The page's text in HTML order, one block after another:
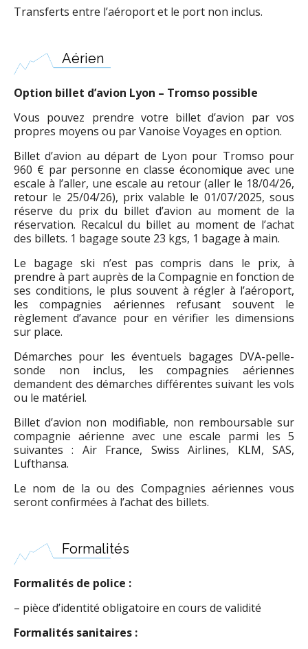
Transferts entre l’aéroport et le port non inclus.
Aérien
Option billet d’avion Lyon – Tromso possible
Vous pouvez prendre votre billet d’avion par vos
propres moyens ou par Vanoise Voyages en option.
Billet d’avion au départ de Lyon pour Tromso pour
960 € par personne en classe économique avec une
escale à l’aller, une escale au retour (aller le 18/04/26,
retour le 25/04/26), prix valable le 01/07/2025, sous
réserve du prix du billet d’avion au moment de la
réservation. Recalcul du billet au moment de l’achat
des billets. 1 bagage soute 23 kgs, 1 bagage à main.
Le bagage ski n’est pas compris dans le prix, à
prendre à part auprès de la Compagnie en fonction de
ses conditions, le plus souvent à régler à l’aéroport,
les compagnies aériennes refusant souvent le
règlement d’avance pour en vérifier les dimensions
sur place.
Démarches pour les éventuels bagages DVA-pelle-
sonde non inclus, les compagnies aériennes
demandent des démarches différentes suivant les vols
ou le matériel.
Billet d’avion non modifiable, non remboursable sur
compagnie aérienne avec une escale parmi les 5
suivantes : Air France, Swiss Airlines, KLM, SAS,
Lufthansa.
Le nom de la ou des Compagnies aériennes vous
seront confirmées à l’achat des billets.
Formalités
Formalités de police :
– pièce d’identité obligatoire en cours de validité
Formalités sanitaires :